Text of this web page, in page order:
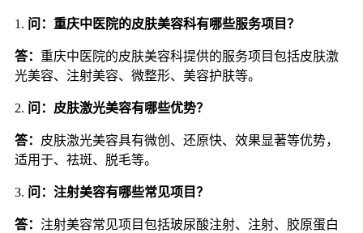
1. 问：重庆中医院的皮肤美容科有哪些服务项目？
答： 重庆中医院的皮肤美容科提供的服务项目包括皮肤激
光美容、注射美容、微整形、美容护肤等。
2. 问：皮肤激光美容有哪些优势？
答： 皮肤激光美容具有微创、还原快、效果显著等优势，
适用于、祛斑、脱毛等。
3. 问：注射美容有哪些常见项目？
答： 注射美容常见项目包括玻尿酸注射、注射、胶原蛋白